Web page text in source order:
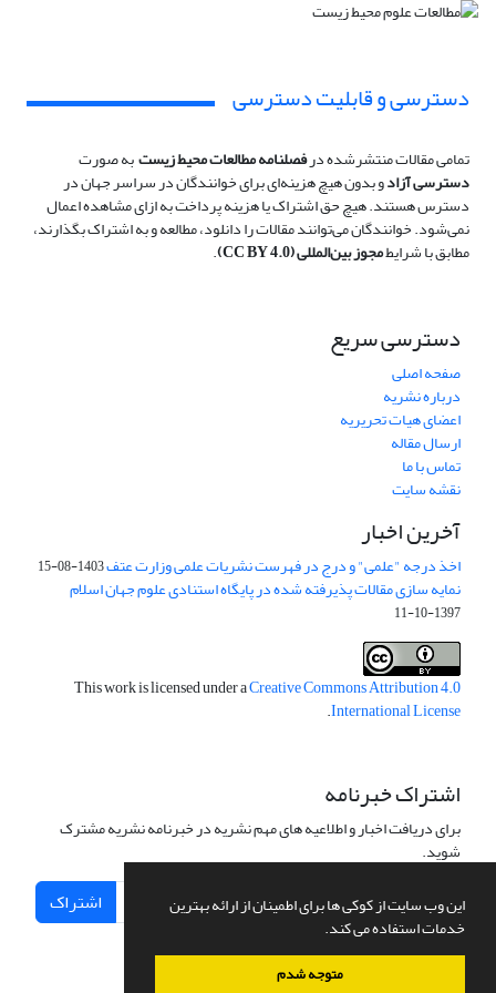
این وب سایت از کوکی ها برای اطمینان از ارائه بهترین
خدمات استفاده می کند.
متوجه شدم
دسترسی و قابلیت دسترسی
تمامی مقالات منتشرشده درفصلنامه مطالعات محیط زیستبه صورت
دسترسی آزادو بدون هیچ هزینه‌ای برای خوانندگان در سراسر جهان در
دسترس هستند. هیچ حق اشتراک یا هزینه پرداخت به ازای مشاهده اعمال
نمی‌شود. خوانندگان می‌توانند مقالات را دانلود، مطالعه و به اشتراک بگذارند،
مطابق با شرایطمجوز بین‌المللی (CC BY 4.0) .
دسترسی سریع
صفحه اصلی
درباره نشریه
اعضای هیات تحریریه
ارسال مقاله
تماس با ما
نقشه سایت
آخرین اخبار
اخذ درجه "علمی" و درج در فهرست نشریات علمی وزارت عتف1403-08-15
نمایه سازی مقالات پذیرفته شده در پایگاه استنادی علوم جهان اسلام
1397-10-11
This work is licensed under aCreative Commons Attribution 4.0
International License
.
اشتراک خبرنامه
برای دریافت اخبار و اطلاعیه های مهم نشریه در خبرنامه نشریه مشترک
شوید.
اشتراک